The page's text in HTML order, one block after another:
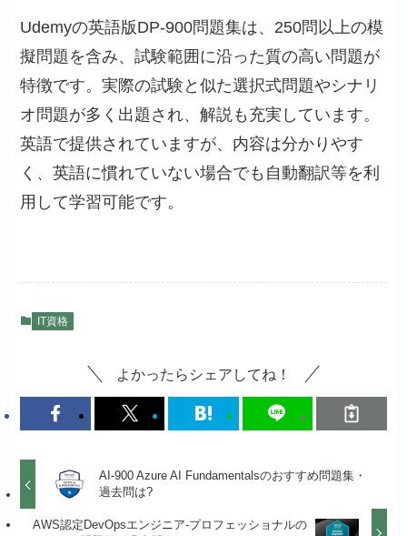
Udemyの英語版DP-900問題集は、250問以上の模
擬問題を含み、試験範囲に沿った質の高い問題が
特徴です。実際の試験と似た選択式問題やシナリ
オ問題が多く出題され、解説も充実しています。
英語で提供されていますが、内容は分かりやす
く、英語に慣れていない場合でも自動翻訳等を利
用して学習可能です。
IT資格
よかったらシェアしてね！
AI-900 Azure AI Fundamentalsのおすすめ問題集・
過去問は?
AWS認定DevOpsエンジニア-プロフェッショナルの